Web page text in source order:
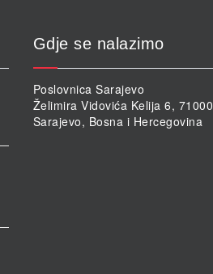
Gdje se nalazimo
Poslovnica Sarajevo
Želimira Vidovića Kelija 6, 71000
Sarajevo, Bosna i Hercegovina